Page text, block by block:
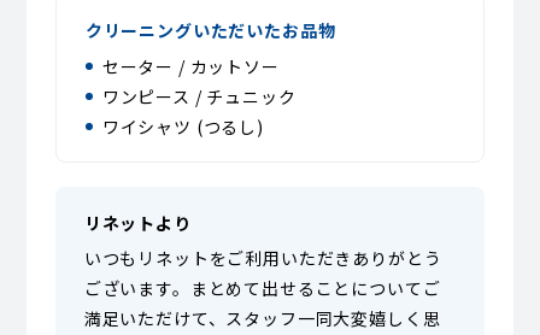
クリーニングいただいたお品物
セーター / カットソー
ワンピース / チュニック
ワイシャツ (つるし)
リネットより
いつもリネットをご利用いただきありがとう
ございます。まとめて出せることについてご
満足いただけて、スタッフ一同大変嬉しく思